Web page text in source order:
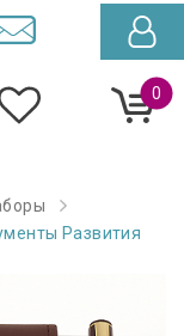
0
Развития